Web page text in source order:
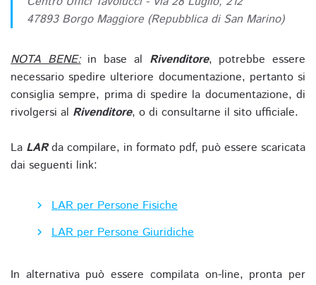
47893 Borgo Maggiore (Repubblica di San Marino)
NOTA BENE:in base al Rivenditore, potrebbe essere
necessario spedire ulteriore documentazione, pertanto si
consiglia sempre, prima di spedire la documentazione, di
rivolgersi al Rivenditore, o di consultarne il sito ufficiale.
La LARda compilare, in formato pdf, può essere scaricata
dai seguenti link:
LAR per Persone Fisiche
LAR per Persone Giuridiche
In alternativa può essere compilata on-line, pronta per